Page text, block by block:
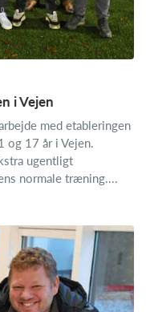
i Vejen
med etableringen
og 17 år i Vejen.
ugentligt
normale træning....